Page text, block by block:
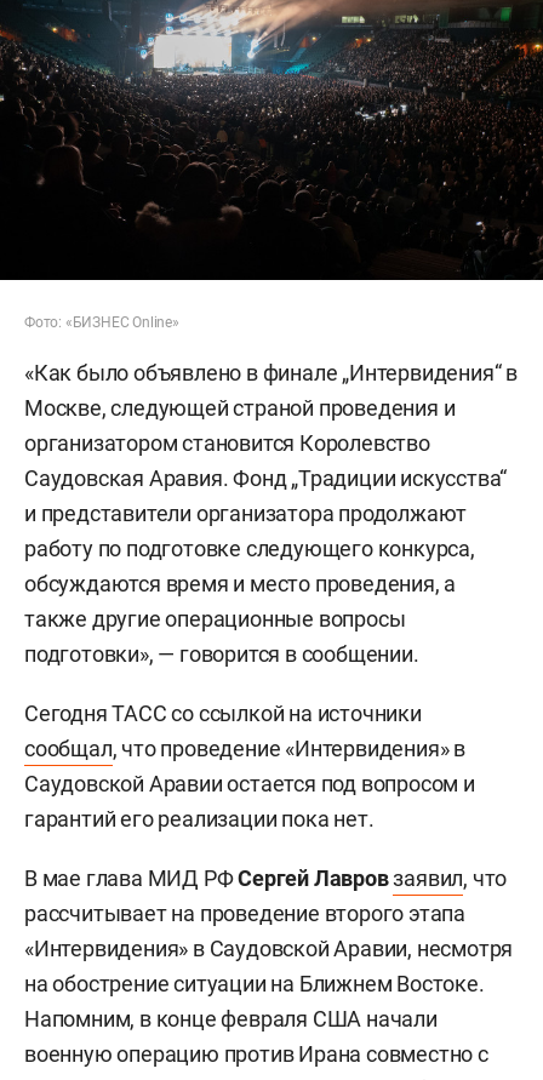
Фото: «БИЗНЕС Online»
«Как было объявлено в финале „Интервидения“ в
Москве, следующей страной проведения и
организатором становится Королевство
Саудовская Аравия. Фонд „Традиции искусства“
и представители организатора продолжают
работу по подготовке следующего конкурса,
обсуждаются время и место проведения, а
также другие операционные вопросы
подготовки», — говорится в сообщении.
Сегодня ТАСС со ссылкой на источники
сообщал, что проведение «Интервидения» в
Саудовской Аравии остается под вопросом и
гарантий его реализации пока нет.
В мае глава МИД РФСергей Лавровзаявил, что
рассчитывает на проведение второго этапа
«Интервидения» в Саудовской Аравии, несмотря
на обострение ситуации на Ближнем Востоке.
Напомним, в конце февраля США начали
военную операцию против Ирана совместно с